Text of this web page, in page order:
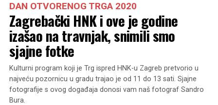
DAN OTVORENOG TRGA 2020
Zagrebački HNK i ove je godine
izašao na travnjak, snimili smo
sjajne fotke
Kulturni program koji je Trg ispred HNK-u Zagreb pretvorio u
najveću pozornicu u gradu trajao je od 11 do 13 sati. Sjajne
fotografije s ovog događaja donosi vam naš fotograf Sandro
Bura.